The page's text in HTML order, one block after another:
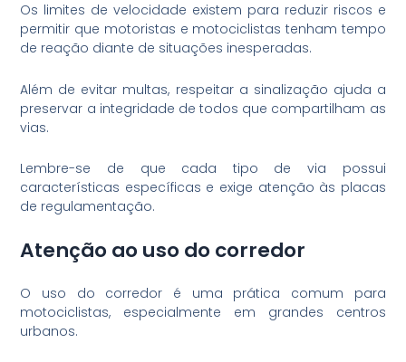
Os limites de velocidade existem para reduzir riscos e
permitir que motoristas e motociclistas tenham tempo
de reação diante de situações inesperadas.
Além de evitar multas, respeitar a sinalização ajuda a
preservar a integridade de todos que compartilham as
vias.
Lembre-se de que cada tipo de via possui
características específicas e exige atenção às placas
de regulamentação.
Atenção ao uso do corredor
O uso do corredor é uma prática comum para
motociclistas, especialmente em grandes centros
urbanos.